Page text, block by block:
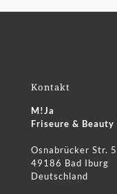
Kontakt
M!Ja
Friseure & Beauty
Osnabrücker Str. 5
49186 Bad Iburg
Deutschland